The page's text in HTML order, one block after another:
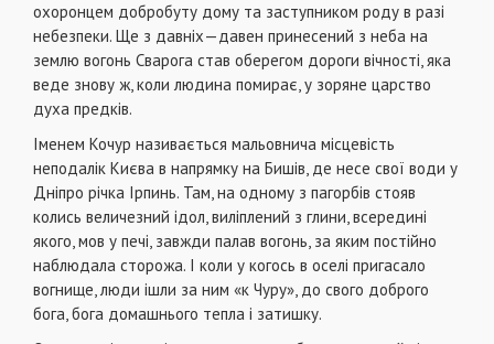
охоронцем добробуту дому та заступником роду в разі
небезпеки. Ще з давніх—давен принесений з неба на
землю вогонь Сварога став оберегом дороги вічності, яка
веде знову ж, коли людина помирає, у зоряне царство
духа предків.
Іменем Кочур називається мальовнича місцевість
неподалік Києва в напрямку на Бишів, де несе свої води у
Дніпро річка Ірпинь. Там, на одному з пагорбів стояв
колись величезний ідол, виліплений з глини, всередині
якого, мов у печі, завжди палав вогонь, за яким постійно
наблюдала сторожа. І коли у когось в оселі пригасало
вогнище, люди ішли за ним «к Чуру», до свого доброго
бога, бога домашнього тепла і затишку.